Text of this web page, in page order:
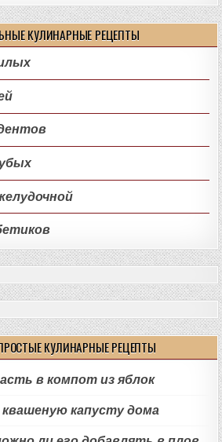
КУЛИНАРНЫЕ РЕЦЕПТЫ
КУЛИНАРНЫЕ РЕЦЕПТЫ
в компот из яблок
капусту дома